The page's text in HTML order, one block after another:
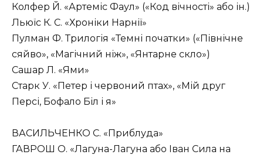
Колфер Й. «Артеміс Фаул» («Код вічності» або ін.)
Льюїс К. С. «Хроніки Нарнії»
Пулман Ф. Трилогія «Темні початки» («Північне
сяйво», «Магічний ніж», «Янтарне скло»)
Сашар Л. «Ями»
Старк У. «Петер і червоний птах», «Мій друг
Персі, Бофало Біл і я»
ВАСИЛЬЧЕНКО С. «Приблуда»
ГАВРОШ О. «Лагуна-Лагуна або Іван Сила на